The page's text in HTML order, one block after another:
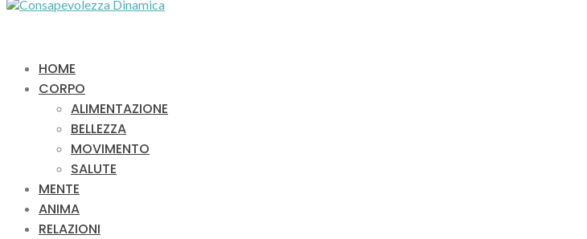
HOME
CORPO
ALIMENTAZIONE
BELLEZZA
MOVIMENTO
SALUTE
MENTE
ANIMA
RELAZIONI